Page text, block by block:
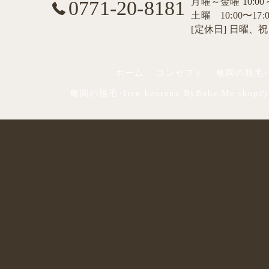
0771-20-8181
土曜 10:00〜
[定休日] 日曜、祝